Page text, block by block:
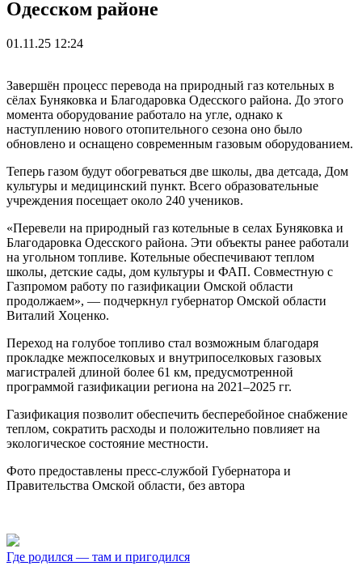
Одесском районе
01.11.25 12:24
Завершён процесс перевода на природный газ котельных в
сёлах Буняковка и Благодаровка Одесского района. До этого
момента оборудование работало на угле, однако к
наступлению нового отопительного сезона оно было
обновлено и оснащено современным газовым оборудованием.
Теперь газом будут обогреваться две школы, два детсада, Дом
культуры и медицинский пункт. Всего образовательные
учреждения посещает около 240 учеников.
«Перевели на природный газ котельные в селах Буняковка и
Благодаровка Одесского района. Эти объекты ранее работали
на угольном топливе. Котельные обеспечивают теплом
школы, детские сады, дом культуры и ФАП. Совместную с
Газпромом работу по газификации Омской области
продолжаем», — подчеркнул губернатор Омской области
Виталий Хоценко.
Переход на голубое топливо стал возможным благодаря
прокладке межпоселковых и внутрипоселковых газовых
магистралей длиной более 61 км, предусмотренной
программой газификации региона на 2021–2025 гг.
Газификация позволит обеспечить бесперебойное снабжение
теплом, сократить расходы и положительно повлияет на
экологическое состояние местности.
Фото предоставлены пресс-службой Губернатора и
Правительства Омской области, без автора
Где родился — там и пригодился